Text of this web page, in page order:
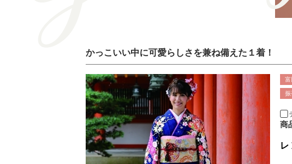
かっこいい中に可愛らしさを兼ね備えた１着！
振
商